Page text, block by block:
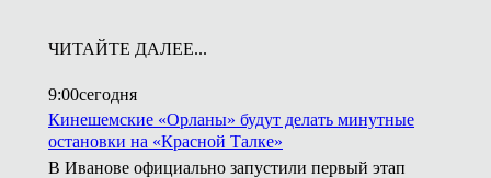
ЧИТАЙТЕ ДАЛЕЕ...
9:00сегодня
Кинешемские «Орланы» будут делать минутные
остановки на «Красной Талке»
В Иванове официально запустили первый этап